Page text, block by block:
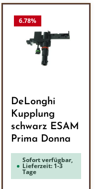
6.78%
DeLonghi
Kupplung
schwarz ESAM
Prima Donna
Sofort verfügbar,
Lieferzeit: 1-3
Tage